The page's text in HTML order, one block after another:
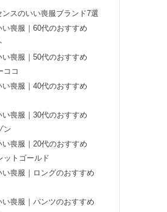
ススタジオin名古屋のおすすめ｜
が安い3選
ンキの香水が安い理由！500円~1000
すすめ8選【レディーズ&メンズ】
代前半・後半別】人気ファッショ
ンスのいい喪服ブランド7選
い喪服｜60代のおすすめ
い喪服｜50代のおすすめ
ココ
い喪服｜40代のおすすめ
い喪服｜30代のおすすめ
ン
い喪服｜20代のおすすめ
ットゴールド
い喪服｜ロングのおすすめ
い喪服｜パンツのおすすめ